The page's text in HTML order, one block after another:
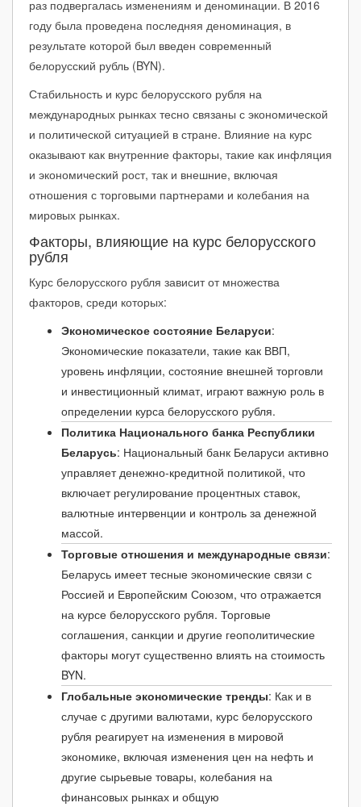
декабрь 2022
ноябрь 2022
+0.65₽ ↑ +2.68%
сентябрь 2022
+0.10₽ ↑ +0.41%
23.50₽
август 2022
+1.05₽ ↑ +4.68%
23.41₽
+0.01₽
июнь 2022
-3.06₽ ↓ -12.04%
22.35₽
апрель 2022
март 2022
+3.07₽ ↑ +10.33%
январь 2022
+0.34₽ ↑ +1.16%
2021 (среднее)
-0.56₽ ↓ -1.89%
29.02₽
декабрь 2021
-0.21₽ ↓ -0.71%
ноябрь 2021
+0.30₽ ↑ +1.04%
29.34₽
октябрь 2021
-0.11₽ ↓ -0.39%
29.03₽
сентябрь 2021
-0.17₽ ↓ -0.58%
29.15₽
июль 2021
+0.33₽ ↑ +1.13%
29.13₽
июнь 2021
-0.46₽
+0.12₽ ↑ +0.41%
↑ +2.12%
↓ -0.79%
январь 2021
-0.18₽ ↓ -0.63%
2020 (среднее)
0₽ 0%
29.58₽
декабрь 2020
-0.87₽ ↓ -2.92%
раз подвергалась изменениям и деноминации. В 2016
году была проведена последняя деноминация, в
результате которой был введен современный
белорусский рубль (BYN).
Стабильность и курс белорусского рубля на
международных рынках тесно связаны с экономической
и политической ситуацией в стране. Влияние на курс
оказывают как внутренние факторы, такие как инфляция
и экономический рост, так и внешние, включая
отношения с торговыми партнерами и колебания на
мировых рынках.
Факторы, влияющие на курс белорусского
рубля
Курс белорусского рубля зависит от множества
факторов, среди которых:
Экономическое состояние Беларуси:
Экономические показатели, такие как ВВП,
уровень инфляции, состояние внешней торговли
и инвестиционный климат, играют важную роль в
определении курса белорусского рубля.
Политика Национального банка Республики
Беларусь: Национальный банк Беларуси активно
управляет денежно-кредитной политикой, что
включает регулирование процентных ставок,
валютные интервенции и контроль за денежной
массой.
Торговые отношения и международные связи:
Беларусь имеет тесные экономические связи с
Россией и Европейским Союзом, что отражается
на курсе белорусского рубля. Торговые
соглашения, санкции и другие геополитические
факторы могут существенно влиять на стоимость
BYN.
Глобальные экономические тренды: Как и в
случае с другими валютами, курс белорусского
рубля реагирует на изменения в мировой
экономике, включая изменения цен на нефть и
другие сырьевые товары, колебания на
финансовых рынках и общую